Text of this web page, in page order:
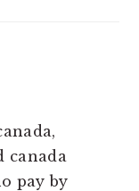
canada
pay by